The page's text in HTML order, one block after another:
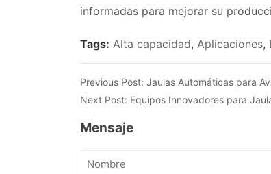
informadas para mejorar su
Tags: Alta capacidad, Aplicaciones,
Previous Post: Jaulas Automáticas para
Next Post: Equipos Innovadores para
Mensaje